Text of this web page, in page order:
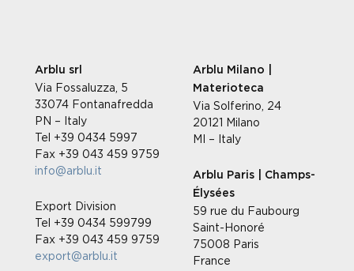
Arblu srl
Via Fossaluzza, 5
33074 Fontanafredda
PN – Italy
Tel +39 0434 5997
Fax +39 043 459 9759
info@arblu.it
Export Division
Tel +39 0434 599799
Fax +39 043 459 9759
export@arblu.it
Arblu Milano |
Materioteca
Via Solferino, 24
20121 Milano
MI – Italy
Arblu Paris | Champs-
Élysées
59 rue du Faubourg
Saint-Honoré
75008 Paris
France